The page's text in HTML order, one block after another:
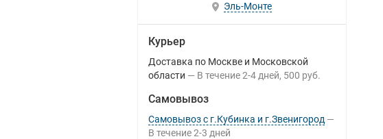
Эль-Монте
Курьер
Доставка по Москве и Московской
области
В течение 2-4 дней 500 руб.
Самовывоз
Самовывоз с г.Кубинка и г.Звенигород
В течение 2-3 дней